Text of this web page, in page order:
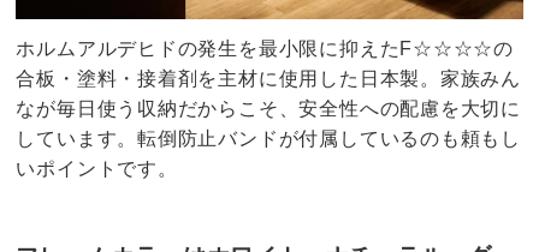
ホルムアルデヒドの発生を最小限に抑えたF☆☆☆☆の
合板・塗料・接着剤を主材に使用した日本製。家族みん
なが毎日使う収納だからこそ、安全性への配慮を大切に
しています。転倒防止バンドが付属しているのも頼もし
いポイントです。